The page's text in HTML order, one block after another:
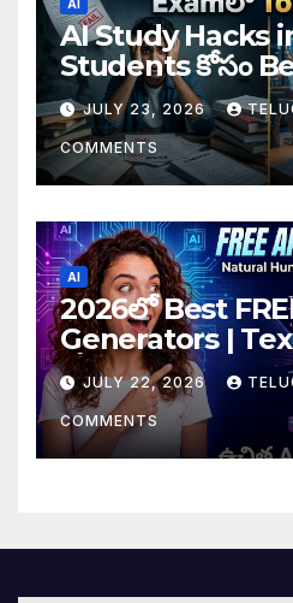
AI
AI Study Hacks
Students కోసం
Tools & Smart
(2026)
JULY 23, 2026
COMMENTS
AI
2026లో Best
Generators |
కోసం Top 4 AI
JULY 22, 2026
COMMENTS